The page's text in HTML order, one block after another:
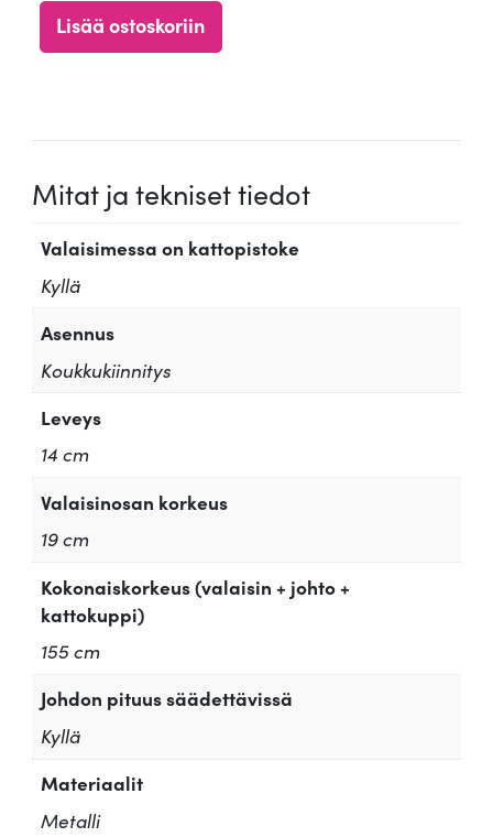
tuotteesta
4.65
Lisää ostoskoriin
Mitat ja tekniset tiedot
Valaisimessa on kattopistoke
Kyllä
Asennus
Koukkukiinnitys
Leveys
14 cm
Valaisinosan korkeus
19 cm
Kokonaiskorkeus (valaisin + johto +
kattokuppi)
155 cm
Johdon pituus säädettävissä
Kyllä
Materiaalit
Metalli